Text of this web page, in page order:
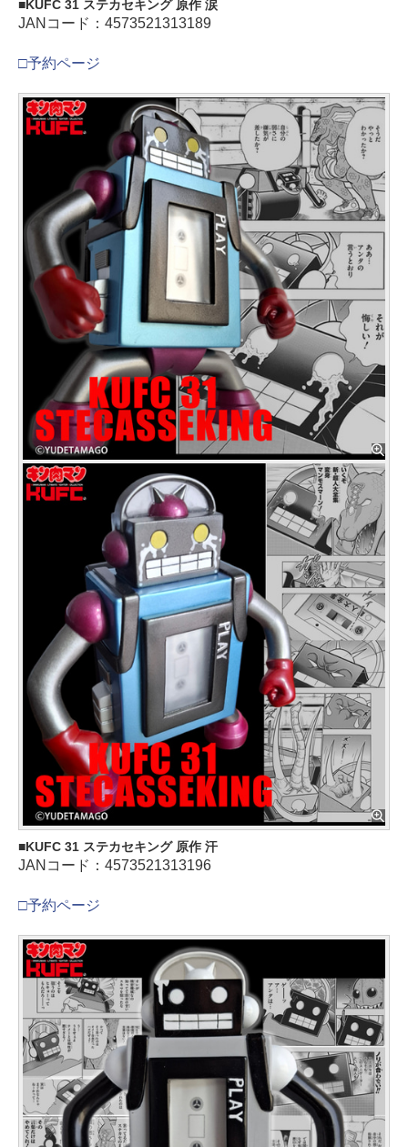
KUFC 31 ステカセキング 原作 涙
JANコード：4573521313189
□予約ページ
KUFC 31 ステカセキング 原作 汗
JANコード：4573521313196
□予約ページ